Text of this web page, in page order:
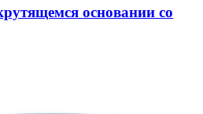
основании со